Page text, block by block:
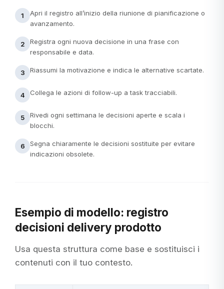
1
Apri il registro all’inizio della riunione di pianificazione o
avanzamento.
2
Registra ogni nuova decisione in una frase con
responsabile e data.
3 Riassumi la motivazione e indica le alternative scartate.
4 Collega le azioni di follow-up a task tracciabili.
5
Rivedi ogni settimana le decisioni aperte e scala i
blocchi.
6
Segna chiaramente le decisioni sostituite per evitare
indicazioni obsolete.
Esempio di modello: registro
decisioni delivery prodotto
Usa questa struttura come base e sostituisci i
contenuti con il tuo contesto.